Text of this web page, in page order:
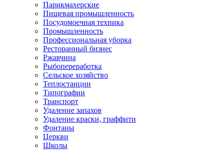
Парикмахерские
Пищевая промышленность
Посудомоечная техника
Промышленность
Профессиональная уборка
Ресторанный бизнес
Ржавчина
Рыбопереработка
Сельское хозяйство
Теплостанции
Типографии
Транспорт
Удаление запахов
Удаление краски, граффити
Фонтаны
Церкви
Школы